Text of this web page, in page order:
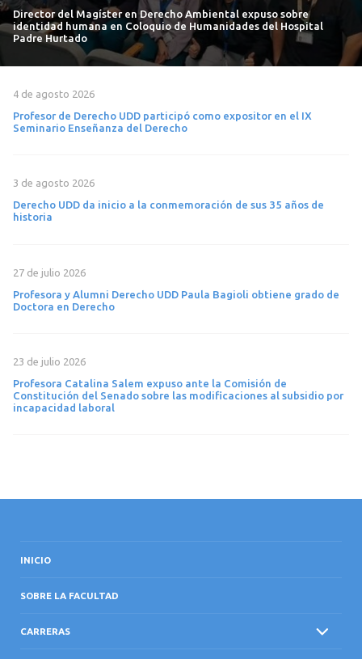
Director del Magíster en Derecho Ambiental expuso sobre
identidad humana en Coloquio de Humanidades del Hospital
Padre Hurtado
4 de agosto 2026
Profesor de Derecho UDD participó como expositor en el IX
Seminario Enseñanza del Derecho
3 de agosto 2026
Derecho UDD da inicio a la conmemoración de sus 35 años de
historia
27 de julio 2026
Profesora y Alumni Derecho UDD Paula Bagioli obtiene grado de
Doctora en Derecho
23 de julio 2026
Profesora Catalina Salem expuso ante la Comisión de
Constitución del Senado sobre las modificaciones al subsidio por
incapacidad laboral
INICIO
SOBRE LA FACULTAD
CARRERAS